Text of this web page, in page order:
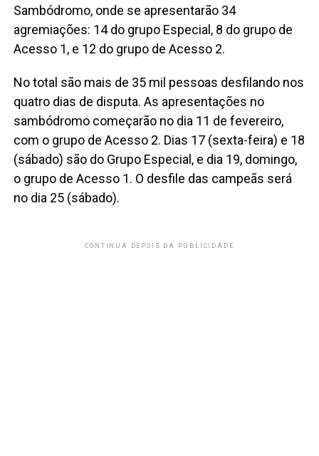
Sambódromo, onde se apresentarão 34
agremiações: 14 do grupo Especial, 8 do grupo de
Acesso 1, e 12 do grupo de Acesso 2.
No total são mais de 35 mil pessoas desfilando nos
quatro dias de disputa. As apresentações no
sambódromo começarão no dia 11 de fevereiro,
com o grupo de Acesso 2. Dias 17 (sexta-feira) e 18
(sábado) são do Grupo Especial, e dia 19, domingo,
o grupo de Acesso 1. O desfile das campeãs será
no dia 25 (sábado).
CONTINUA DEPOIS DA PUBLICIDADE